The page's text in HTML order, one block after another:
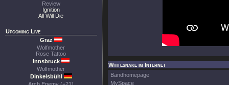
Review
Ignition
All Will Die
Upcoming Live
Graz
Wolfmother
Rose Tattoo
Innsbruck
Wolfmother
Dinkelsbühl
Whitesnake im Internet
Bandhomepage
MySpace